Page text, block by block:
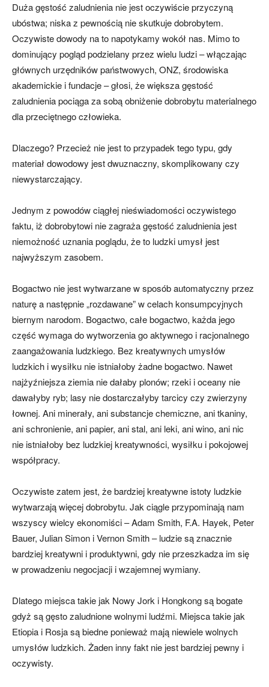
Duża gęstość zaludnienia nie jest oczywiście przyczyną
ubóstwa; niska z pewnością nie skutkuje dobrobytem.
Oczywiste dowody na to napotykamy wokół nas. Mimo to
dominujący pogląd podzielany przez wielu ludzi – włączając
głównych urzędników państwowych, ONZ, środowiska
akademickie i fundacje – głosi, że większa gęstość
zaludnienia pociąga za sobą obniżenie dobrobytu materialnego
dla przeciętnego człowieka.
Dlaczego? Przecież nie jest to przypadek tego typu, gdy
materiał dowodowy jest dwuznaczny, skomplikowany czy
niewystarczający.
Jednym z powodów ciągłej nieświadomości oczywistego
faktu, iż dobrobytowi nie zagraża gęstość zaludnienia jest
niemożność uznania poglądu, że to ludzki umysł jest
najwyższym zasobem.
Bogactwo nie jest wytwarzane w sposób automatyczny przez
naturę a następnie „rozdawane” w celach konsumpcyjnych
biernym narodom. Bogactwo, całe bogactwo, każda jego
część wymaga do wytworzenia go aktywnego i racjonalnego
zaangażowania ludzkiego. Bez kreatywnych umysłów
ludzkich i wysiłku nie istniałoby żadne bogactwo. Nawet
najżyźniejsza ziemia nie dałaby plonów; rzeki i oceany nie
dawałyby ryb; lasy nie dostarczałyby tarcicy czy zwierzyny
łownej. Ani minerały, ani substancje chemiczne, ani tkaniny,
ani schronienie, ani papier, ani stal, ani leki, ani wino, ani nic
nie istniałoby bez ludzkiej kreatywności, wysiłku i pokojowej
współpracy.
Oczywiste zatem jest, że bardziej kreatywne istoty ludzkie
wytwarzają więcej dobrobytu. Jak ciągle przypominają nam
wszyscy wielcy ekonomiści – Adam Smith, F.A. Hayek, Peter
Bauer, Julian Simon i Vernon Smith – ludzie są znacznie
bardziej kreatywni i produktywni, gdy nie przeszkadza im się
w prowadzeniu negocjacji i wzajemnej wymiany.
Dlatego miejsca takie jak Nowy Jork i Hongkong są bogate
gdyż są gęsto zaludnione wolnymi ludźmi. Miejsca takie jak
Etiopia i Rosja są biedne ponieważ mają niewiele wolnych
umysłów ludzkich. Żaden inny fakt nie jest bardziej pewny i
oczywisty.